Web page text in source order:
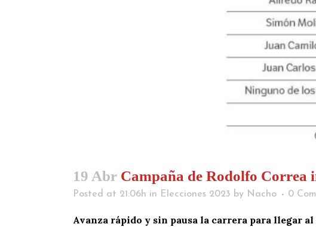
19 Abr Campaña de Rodolfo Correa
Posted at 21:06h in Elecciones 2023 by Nacho 0
Avanza rápido y sin pausa la carrera para llegar